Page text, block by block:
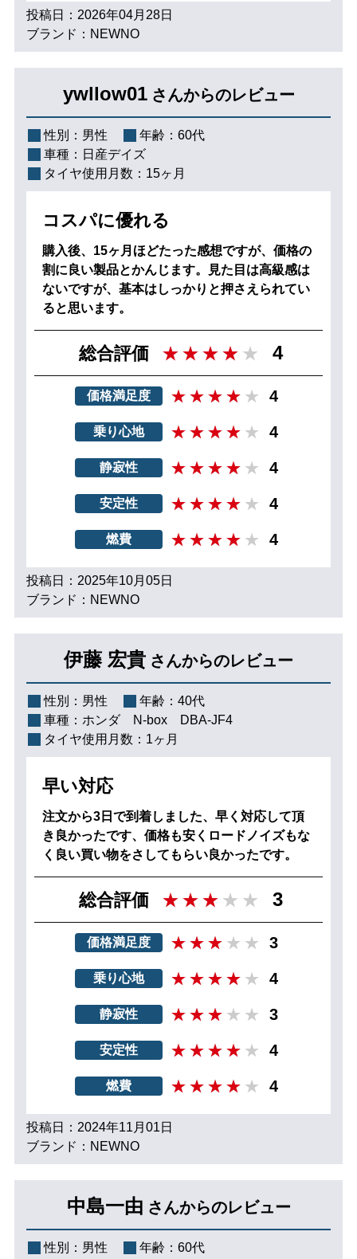
投稿日：2026年04月28日
ブランド：NEWNO
ywllow01 さんからのレビュー
性別： 男性 年齢： 60代
車種： 日産デイズ
タイヤ使用月数： 15ヶ月
コスパに優れる
購入後、15ヶ月ほどたった感想ですが、価格の
割に良い製品とかんじます。見た目は高級感は
ないですが、基本はしっかりと押さえられてい
ると思います。
総合評価 4
価格満足度 4
乗り心地 4
静寂性 4
安定性 4
燃費 4
投稿日：2025年10月05日
ブランド：NEWNO
伊藤 宏貴 さんからのレビュー
性別： 男性 年齢： 40代
車種： ホンダ N‐box DBA-JF4
タイヤ使用月数： 1ヶ月
早い対応
注文から3日で到着しました、早く対応して頂
き良かったです、価格も安くロードノイズもな
く良い買い物をさしてもらい良かったです。
総合評価 3
価格満足度 3
乗り心地 4
静寂性 3
安定性 4
燃費 4
投稿日：2024年11月01日
ブランド：NEWNO
中島一由 さんからのレビュー
性別： 男性 年齢： 60代